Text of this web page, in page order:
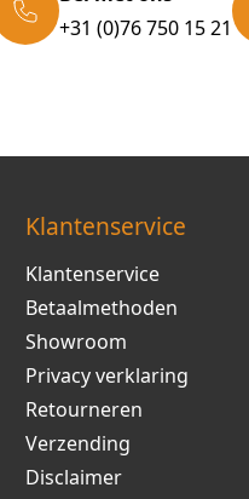
+31 (0)76 750 15 21
Klantenservice
Klantenservice
Betaalmethoden
Showroom
Privacy verklaring
Retourneren
Verzending
Disclaimer